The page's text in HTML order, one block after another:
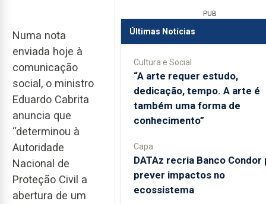
Numa nota
enviada hoje à
comunicação
social, o ministro
Eduardo Cabrita
anuncia que
“determinou à
Autoridade
Nacional de
Proteção Civil a
abertura de um
PUB
Últimas Notícias
Cultura e Social
“A arte requer estudo,
dedicação, tempo. A arte é
também uma forma de
conhecimento”
Capa
DATAz recria Banco Condor
prever impactos no
ecossistema